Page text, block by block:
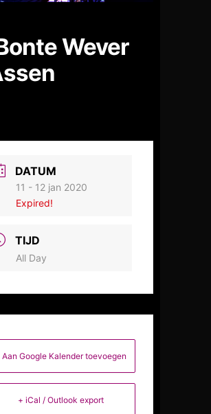
Wever
DATUM
11 - 12 jan 2020
Expired!
TIJD
All Day
Aan Google Kalender toevoegen
+ iCal / Outlook export